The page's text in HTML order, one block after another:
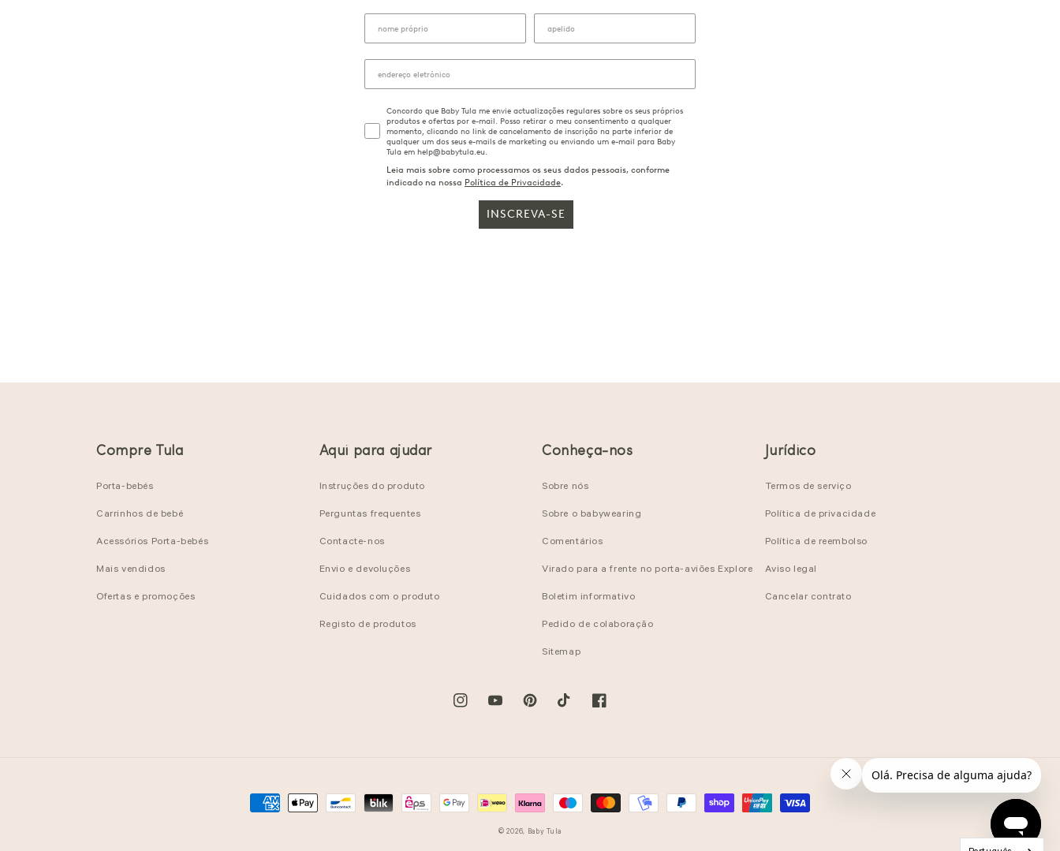
Concordo que Baby Tula me envie actualizações regulares sobre os seus próprios
produtos e ofertas por e-mail. Posso retirar o meu consentimento a qualquer
momento, clicando no link de cancelamento de inscrição na parte inferior de
qualquer um dos seus e-mails de marketing ou enviando um e-mail para Baby
Tula em help@babytula.eu.
Leia mais sobre como processamos os seus dados pessoais, conforme
indicado na nossa Política de Privacidade.
INSCREVA-SE
Compre Tula
Porta-bebés
Carrinhos de bebé
Acessórios Porta-bebés
Mais vendidos
Ofertas e promoções
Aqui para ajudar
Instruções do produto
Perguntas frequentes
Contacte-nos
Envio e devoluções
Cuidados com o produto
Registo de produtos
Conheça-nos
Sobre nós
Sobre o babywearing
Comentários
Virado para a frente no porta-aviões Explore
Boletim informativo
Pedido de colaboração
Sitemap
Jurídico
Termos de serviço
Política de privacidade
Política de reembolso
Aviso legal
Cancelar contrato
InstagramYouTubePinterestTikTok Facebook
Métodos
© 2026, Baby Tula